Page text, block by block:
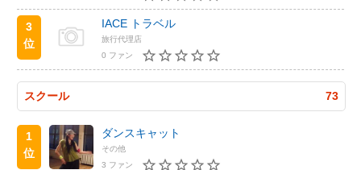
3
位
IACE トラベル
旅行代理店
0 ファン
スクール 73
1
位
ダンスキャット
その他
3 ファン